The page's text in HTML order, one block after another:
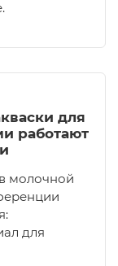
для
работают
молочной
для